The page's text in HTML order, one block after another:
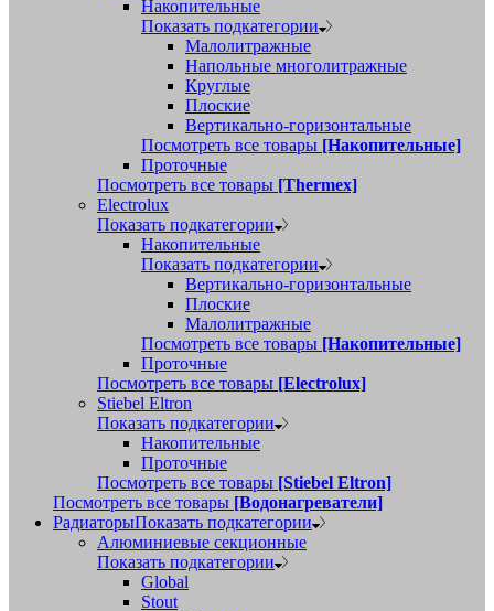
Накопительные
Показать подкатегории
Малолитражные
Напольные многолитражные
Круглые
Плоские
Вертикально-горизонтальные
Посмотреть все товары [Накопительные]
Проточные
Посмотреть все товары [Thermex]
Electrolux
Показать подкатегории
Накопительные
Показать подкатегории
Вертикально-горизонтальные
Плоские
Малолитражные
Посмотреть все товары [Накопительные]
Проточные
Посмотреть все товары [Electrolux]
Stiebel Eltron
Показать подкатегории
Накопительные
Проточные
Посмотреть все товары [Stiebel Eltron]
Посмотреть все товары [Водонагреватели]
РадиаторыПоказать подкатегории
Алюминиевые секционные
Показать подкатегории
Global
Stout